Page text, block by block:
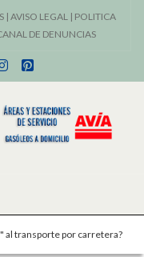
| AVISO LEGAL | POLITICA
DE DENUNCIAS
Instagram
Pinterest
al transporte por carretera?